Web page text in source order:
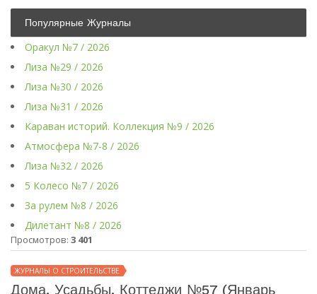
Популярные Журналы
Оракул №7 / 2026
Лиза №29 / 2026
Лиза №30 / 2026
Лиза №31 / 2026
Караван историй. Коллекция №9 / 2026
Атмосфера №7-8 / 2026
Лиза №32 / 2026
5 Колесо №7 / 2026
За рулем №8 / 2026
Дилетант №8 / 2026
Просмотров: 3 401
ЖУРНАЛЫ О СТРОИТЕЛЬСТВЕ
Дома. Усадьбы. Коттеджи №57 (январь